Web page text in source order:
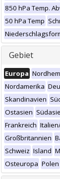
850 hPa Temp.
50 hPa Temp
Gebiet
Europa
Nordamerika
Skandinavien
Ostasien
Frankreich
Großbritannien
Schweiz Island
Osteuropa Polen